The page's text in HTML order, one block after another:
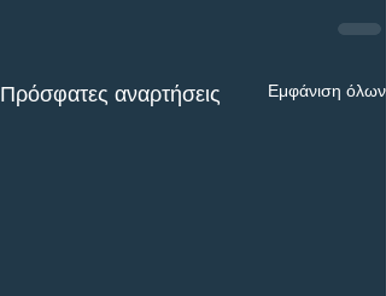
Πρόσφατες αναρτήσεις Εμφάνιση όλων